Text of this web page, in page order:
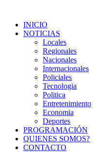
INICIO
NOTICIAS
Locales
Regionales
Nacionales
Internacionales
Policiales
Tecnologia
Politica
Entretenimiento
Economia
Deportes
PROGRAMACIÓN
QUIENES SOMOS?
CONTACTO